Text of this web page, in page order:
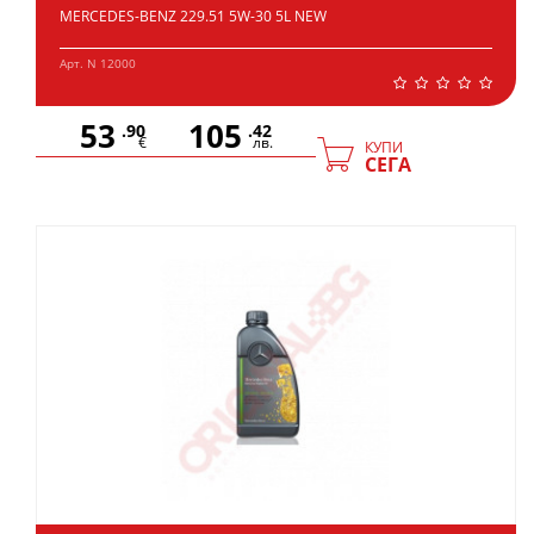
MERCEDES-BENZ 229.51 5W-30 5L NEW
Арт. N 12000
53 .90
€ 105 .42
лв. КУПИ
СЕГА